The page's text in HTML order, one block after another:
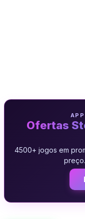
Ofertas
4500+ jogos em